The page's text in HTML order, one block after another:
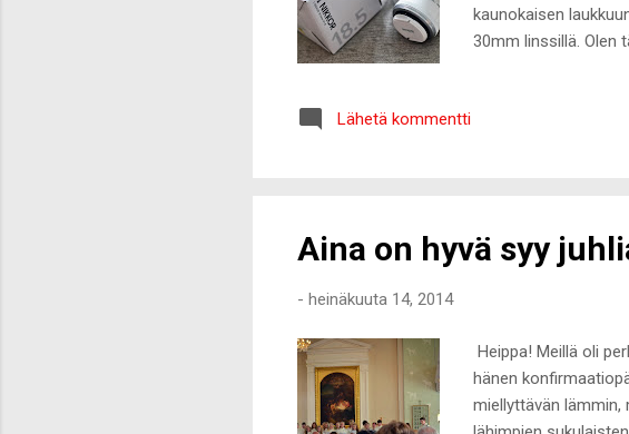
kaunokaisen
30mm linssillä. Olen
kuvia reissuissa,
Lähetä kommentti
Aina on hyvä syy
- heinäkuuta 14, 2014
Heippa! Meillä oli
hänen
miellyttävän lämmin,